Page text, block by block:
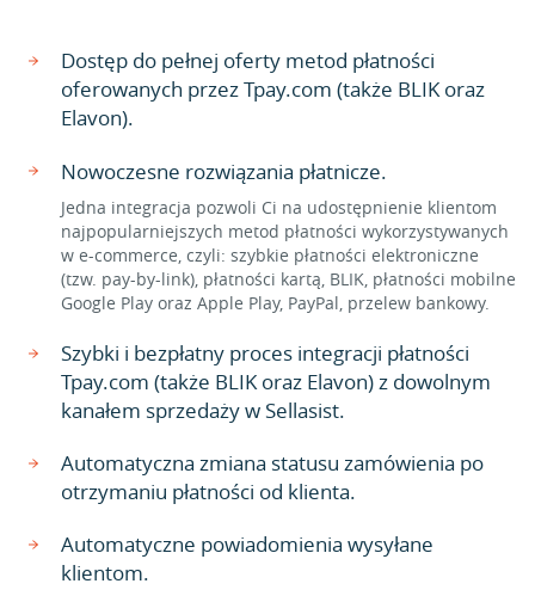
Dostęp do pełnej oferty metod płatności
oferowanych przez Tpay.com (także BLIK oraz
Elavon).
Nowoczesne rozwiązania płatnicze.
Jedna integracja pozwoli Ci na udostępnienie klientom
najpopularniejszych metod płatności wykorzystywanych
w e-commerce, czyli: szybkie płatności elektroniczne
(tzw. pay-by-link), płatności kartą, BLIK, płatności mobilne
Google Play oraz Apple Play, PayPal, przelew bankowy.
Szybki i bezpłatny proces integracji płatności
Tpay.com (także BLIK oraz Elavon) z dowolnym
kanałem sprzedaży w Sellasist.
Automatyczna zmiana statusu zamówienia po
otrzymaniu płatności od klienta.
Automatyczne powiadomienia wysyłane
klientom.